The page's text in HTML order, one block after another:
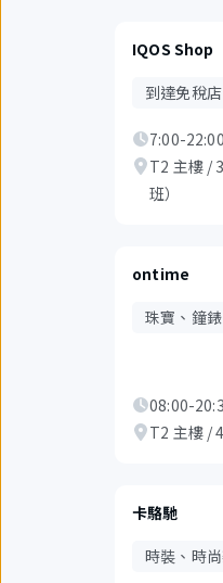
IQOS Shop
到達免稅店
7:00-22:00
T2 主樓 /
班）
ontime
珠寶、鐘錶
08:00-
T2 主樓 /
卡駱馳
時裝、時